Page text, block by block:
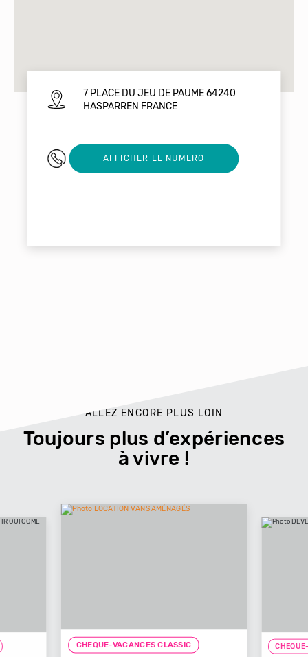
7 PLACE DU JEU DE PAUME 64240
HASPARREN FRANCE
0559295940
AFFICHER LE NUMERO
ALLEZ ENCORE PLUS LOIN
Toujours plus d’expériences
à vivre !
CHEQUE-VACANCES CLASSIC